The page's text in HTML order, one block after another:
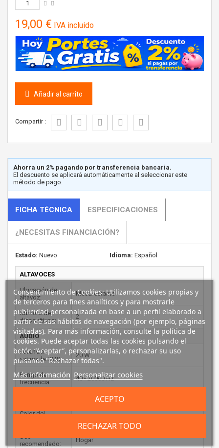
19,00 € IVA incluido
Añadir al carrito
Compartir :
Ahorra un 2% pagando por transferencia bancaria.
El descuento se aplicará automáticamente al seleccionar este
método de pago.
FICHA TÉCNICA ESPECIFICACIONES
¿NECESITAS FINANCIACIÓN?
Estado: Nuevo Idioma: Español
ALTAVOCES
Ubicación de
altavoz:
Mesa/estante
Número de
dispositivos:
2
AUDIO
Potencia
estimada RMS:
20 W
Rango de
frecuencia:
40 - 20000 Hz
Color del
recomendado:
Hogar
Consentimiento de Cookies: Utilizamos cookies propias y
de terceros para fines analíticos y para mostrarle
publicidad personalizada en base a un perfil elaborado a
partir de sus hábitos de navegación (por ejemplo, páginas
visitadas). Para más información, consulte la política de
cookies. Puede aceptar todas las cookies pulsando el
botón “Aceptar”, personalizarlas, o rechazar su uso
pulsando "Rechazar todas".
Más información Personalizar cookies
RECHAZAR TODO
ACEPTO